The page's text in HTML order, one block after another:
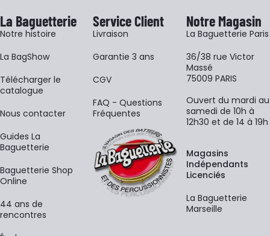
La Baguetterie
Notre histoire
La BagShow
​Télécharger le
catalogue
Nous contacter
Guides La
Baguetterie
Baguetterie Shop
Online
44 ans de
rencontres
Service Client
Livraison
Garantie 3 ans
CGV
FAQ - Questions
Fréquentes
Notre Magasin
La Baguetterie Paris
36/38 rue Victor
Massé
75009 PARIS
Ouvert du mardi au
samedi de 10h à
12h30 et de 14 à 19h
Magasins
Indépendants
Licenciés
La Baguetterie
Marseille